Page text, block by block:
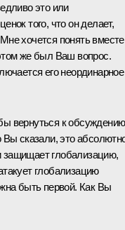
это или
того, что он делает,
хочется понять вместе
же был Ваш вопрос.
его неординарное
вернуться к обсуждению
Вы сказали, это
защищает глобализацию,
глобализацию
быть первой. Как Вы